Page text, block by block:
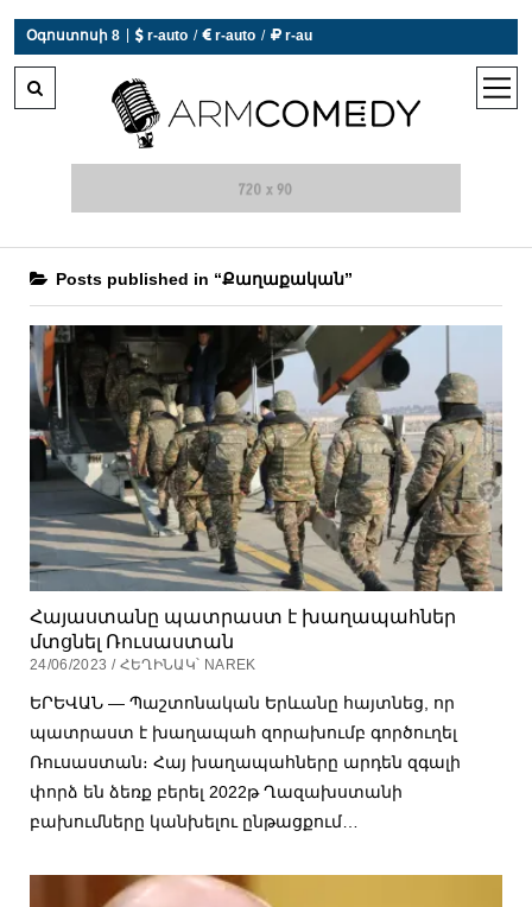
Օգոստոսի 8
 r-auto /  r-auto /  r-au
0°C  Եղանակն այսօր չի աշխատում
open
Posts published in “Քաղաքական”
Հայաստանը պատրաստ է խաղապահներ
մտցնել Ռուսաստան
24/06/2023 / ՀԵՂԻՆԱԿ՝ NAREK
ԵՐԵՎԱՆ — Պաշտոնական Երևանը հայտնեց, որ
պատրաստ է խաղապահ զորախումբ գործուղել
Ռուսաստան։ Հայ խաղապահները արդեն զգալի
փորձ են ձեռք բերել 2022թ Ղազախստանի
բախումները կանխելու ընթացքում…